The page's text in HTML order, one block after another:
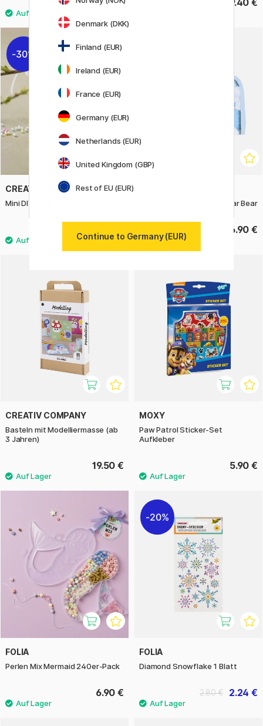
7.90 € 9.40 €
30%
CREATIV COMPANY
Mini DIY-kit Perlen-Ei Pouch Yusuke Yonezu Polar Bear
16.90 €
CREATIV COMPANY
Basteln mit Modelliermasse (ab
3 Jahren)
19.50 €
MOXY
Paw Patrol Sticker-Set
Aufkleber
5.90 €
FOLIA
Perlen Mix Mermaid 240er-Pack
6.90 €
20%
FOLIA
Diamond Snowflake 1 Blatt
2.24 €
2.80 €
Denmark (DKK)
Finland (EUR)
Ireland (EUR)
France (EUR)
Germany (EUR)
Netherlands (EUR)
United Kingdom (GBP)
Rest of EU (EUR)
Continue to Germany (EUR)